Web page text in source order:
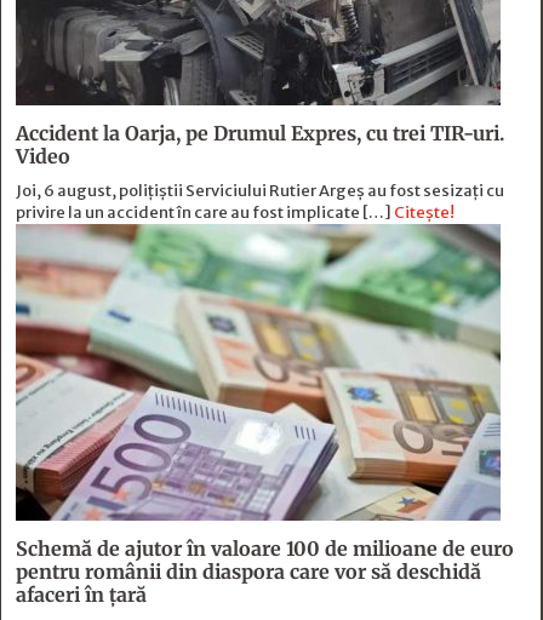
Accident la Oarja, pe Drumul Expres, cu trei TIR-uri.
Video
Joi, 6 august, polițiștii Serviciului Rutier Argeș au fost sesizați cu
privire la un accident în care au fost implicate […] Citește!
Schemă de ajutor în valoare 100 de milioane de euro
pentru românii din diaspora care vor să deschidă
afaceri în țară